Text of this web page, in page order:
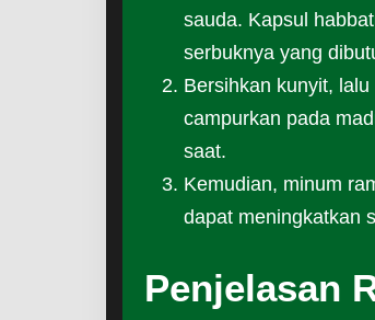
sauda. Kapsul
serbuknya yang
Bersihkan kunyit,
campurkan pada
saat.
Kemudian, minum
dapat meningkatkan
Penjelasan